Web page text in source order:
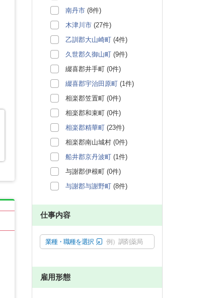
南丹市 (8件)
木津川市 (27件)
乙訓郡大山崎町 (4件)
久世郡久御山町 (9件)
綴喜郡井手町 (0件)
綴喜郡宇治田原町 (1件)
相楽郡笠置町 (0件)
相楽郡和束町 (0件)
相楽郡精華町 (23件)
相楽郡南山城村 (0件)
船井郡京丹波町 (1件)
与謝郡伊根町 (0件)
与謝郡与謝野町 (8件)
仕事内容
業種・職種を選択 例）調剤薬局
雇用形態